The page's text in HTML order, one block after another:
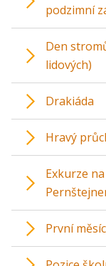
podzimní
Den
lidových)
Drakiáda
Hravý
Exkurze
První